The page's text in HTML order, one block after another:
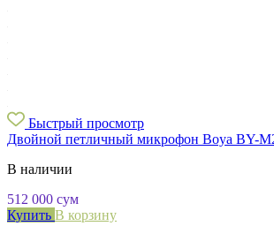
Быстрый просмотр
Двойной петличный микрофон Boya BY-
В наличии
512 000 сум
Купить В корзину